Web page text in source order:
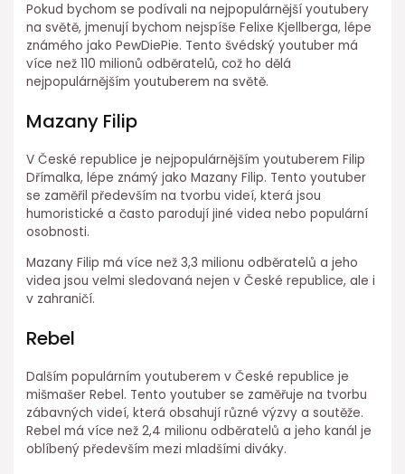
Pokud bychom se podívali na nejpopulárnější youtubery
na světě, jmenují bychom nejspíše Felixe Kjellberga, lépe
známého jako PewDiePie. Tento švédský youtuber má
více než 110 milionů odběratelů, což ho dělá
nejpopulárnějším youtuberem na světě.
Mazany Filip
V České republice je nejpopulárnějším youtuberem Filip
Dřímalka, lépe známý jako Mazany Filip. Tento youtuber
se zaměřil především na tvorbu videí, která jsou
humoristické a často parodují jiné videa nebo populární
osobnosti.
Mazany Filip má více než 3,3 milionu odběratelů a jeho
videa jsou velmi sledovaná nejen v České republice, ale i
v zahraničí.
Rebel
Dalším populárním youtuberem v České republice je
mišmašer Rebel. Tento youtuber se zaměřuje na tvorbu
zábavných videí, která obsahují různé výzvy a soutěže.
Rebel má více než 2,4 milionu odběratelů a jeho kanál je
oblíbený především mezi mladšími diváky.